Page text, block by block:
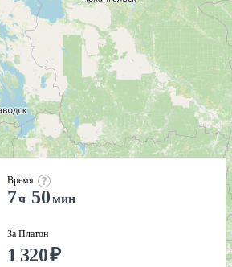
Время
7ч 50мин
За Платон
1 320₽